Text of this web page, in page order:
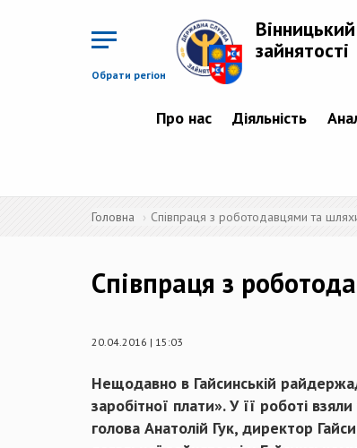
Обрати регіон
зайнятості
Про нас Діяльність
Головна Співпраця з роботодавцями та
Співпраця з
20.04.2016 | 15:03
Нещодавно в Гайсинській
заробітної плати». У її роботі
голова Анатолій Гук, директор